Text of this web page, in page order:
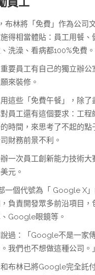
布林將「免費」作為公司
得相當體貼：員工用餐、
洗澡、看病都100%免費。
要員工有自己的獨立辦公
來裝修。
這些「免費午餐」，除了
員工還有這個要求：工程
時間，來思考了不起的點
財務前景不利。
一次員工創新能力技術大
元。
一個代號為「 Google X
負責開發眾多前沿項目，
Google眼鏡等。
過：「Google不是一家
我們也不想做這種公司。」
布林已將Google完全託